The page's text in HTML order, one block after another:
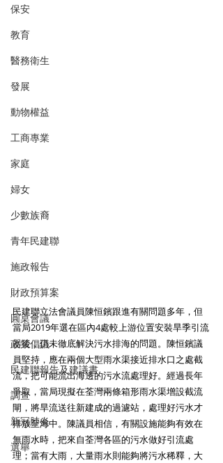
保安
教育
醫務衛生
發展
動物權益
工商專業
家庭
婦女
少數族裔
青年民建聯
施政報告
財政預算案
圓桌會議
政策倡議
民建聯報告及建議書
調查
新冠肺炎
選舉
民建聯立法會議員陳恒鑌跟進有關問題多年，但
當局2019年選在區內4處較上游位置安裝旱季引流
器後，仍未徹底解決污水排海的問題。陳恒鑌議
員堅持，應在兩個大型雨水渠接近排水口之處截
流，把可能流出海邊的污水流處理好。經過長年
爭取，當局現擬在荃灣兩條箱形雨水渠增設截流
閘，將旱流送往新建成的過濾站，處理好污水才
排放至海中。陳議員相信，有關設施能夠有效在
無雨水時，把來自荃灣各區的污水做好引流處
理；當有大雨，大量雨水則能夠將污水稀釋，大